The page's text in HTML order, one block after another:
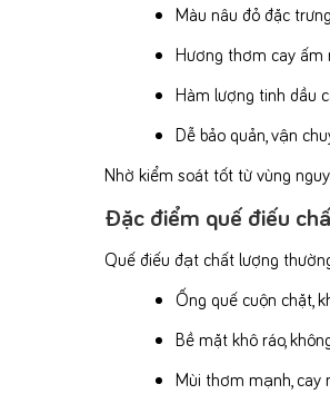
Màu nâu đỏ đặc
Hương thơm cay ấm
Hàm lượng tinh dầu
Dễ bảo quản, vận
Nhờ kiểm soát tốt từ vùng
Đặc điểm quế điếu
Quế điếu đạt chất lượng
Ống quế cuộn chặt,
Bề mặt khô ráo,
Mùi thơm mạnh, cay